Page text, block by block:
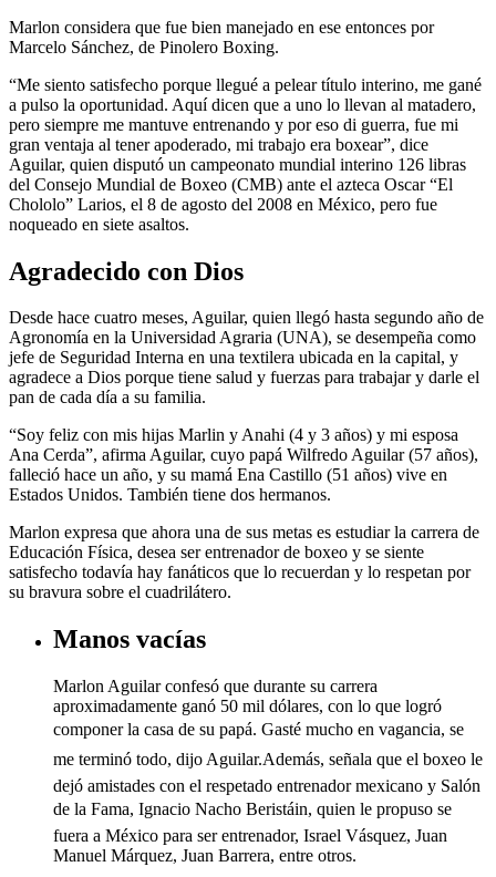
Marlon considera que fue bien manejado en ese entonces por
Marcelo Sánchez, de Pinolero Boxing.
“Me siento satisfecho porque llegué a pelear título interino, me gané
a pulso la oportunidad. Aquí dicen que a uno lo llevan al matadero,
pero siempre me mantuve entrenando y por eso di guerra, fue mi
gran ventaja al tener apoderado, mi trabajo era boxear”, dice
Aguilar, quien disputó un campeonato mundial interino 126 libras
del Consejo Mundial de Boxeo (CMB) ante el azteca Oscar “El
Chololo” Larios, el 8 de agosto del 2008 en México, pero fue
noqueado en siete asaltos.
Agradecido con Dios
Desde hace cuatro meses, Aguilar, quien llegó hasta segundo año de
Agronomía en la Universidad Agraria (UNA), se desempeña como
jefe de Seguridad Interna en una textilera ubicada en la capital, y
agradece a Dios porque tiene salud y fuerzas para trabajar y darle el
pan de cada día a su familia.
“Soy feliz con mis hijas Marlin y Anahi (4 y 3 años) y mi esposa
Ana Cerda”, afirma Aguilar, cuyo papá Wilfredo Aguilar (57 años),
falleció hace un año, y su mamá Ena Castillo (51 años) vive en
Estados Unidos. También tiene dos hermanos.
Marlon expresa que ahora una de sus metas es estudiar la carrera de
Educación Física, desea ser entrenador de boxeo y se siente
satisfecho todavía hay fanáticos que lo recuerdan y lo respetan por
su bravura sobre el cuadrilátero.
Manos vacías
Marlon Aguilar confesó que durante su carrera
aproximadamente ganó 50 mil dólares, con lo que logró
componer la casa de su papá. Gasté mucho en vagancia, se
me terminó todo, dijo Aguilar.Además, señala que el boxeo le
dejó amistades con el respetado entrenador mexicano y Salón
de la Fama, Ignacio Nacho Beristáin, quien le propuso se
fuera a México para ser entrenador, Israel Vásquez, Juan
Manuel Márquez, Juan Barrera, entre otros.